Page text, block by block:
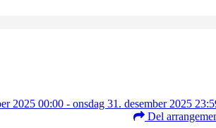
2025 00:00 - onsdag 31. desember 2025
Del